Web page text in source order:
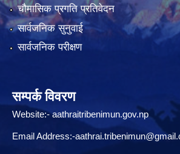
चौमासिक प्रगति प्रतिवेदन
सार्वजनिक सुनुवाई
सार्वजनिक परीक्षण
सम्पर्क विवरण
Website:-aathraitribenimun.gov.np
Email Address:-